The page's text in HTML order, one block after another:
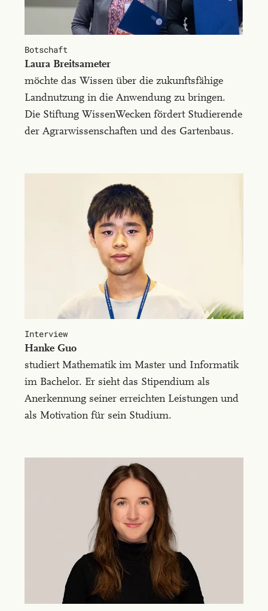
vel
congue
nisi.
Curabitur
pharetra
finibus
mauris,
et
semper
blandit
enim.
Lau­ra Breit­sa­me­ter
Botschaft
möchte das Wissen über die zukunftsfähige
Landnutzung in die Anwendung zu bringen.
Die Stiftung WissenWecken fördert Studierende
der Agrarwissenschaften und des Gartenbaus.
Han­ke Guo
Interview
studiert Mathematik im Master und Informatik
im Bachelor. Er sieht das Stipendium als
Anerkennung seiner erreichten Leistungen und
als Motivation für sein Studium.